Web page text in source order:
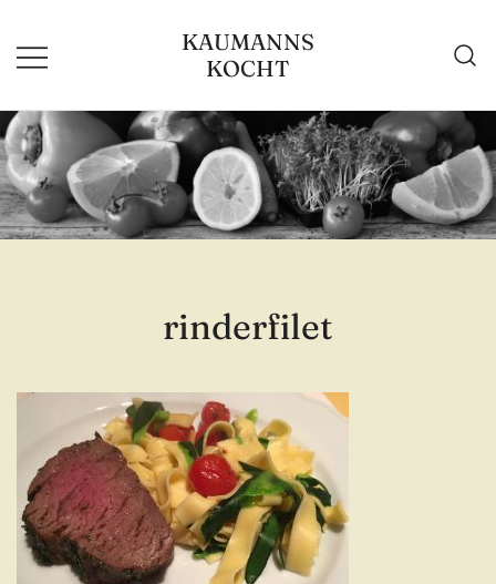
Inhalt
springen
KAUMANNS
KOCHT
rinderfilet